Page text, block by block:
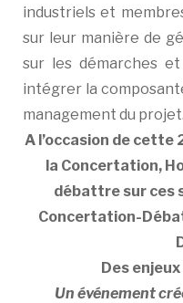
industriels et
sur leur manière de
sur les démarches
intégrer la
management du projet.
A l’occasion de cette
la Concertation,
débattre sur ces
Concertation-
Des
Un événement